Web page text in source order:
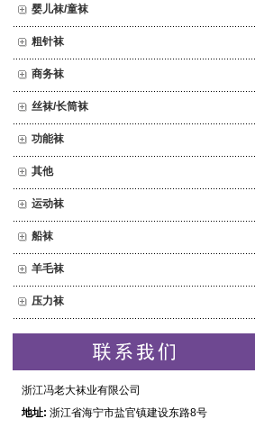
婴儿袜/童袜
粗针袜
商务袜
丝袜/长筒袜
功能袜
其他
运动袜
船袜
羊毛袜
压力袜
浙江冯老大袜业有限公司
地址: 浙江省海宁市盐官镇建设东路8号